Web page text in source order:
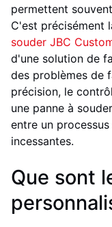
permettent
C'est précisément
souder JBC
d'une solution de
des problèmes de
précision, le
une panne à
entre un
incessantes.
Que sont